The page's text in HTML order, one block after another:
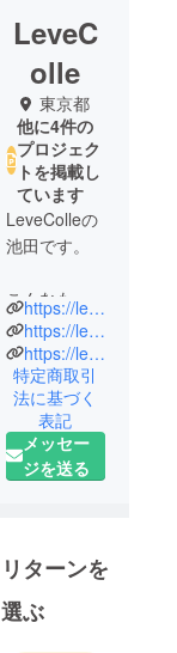
LeveC
olle
東京都
他に4件の
プロジェク
トを掲載し
ています
LeveColleの
池田です。
こんなもの
あったらい
いな、とい
う日常に彩
りを添える
自社商品開
発や海外
メーカーの
ています。
普段の生活
https://levecolle.co.jp/
https://levecolle.co.jp/sos-light/
https://levecolle.co.jp/camp-outdoor/
特定商取引
法に基づく
表記
メッセー
ジを送る
リターンを
選ぶ